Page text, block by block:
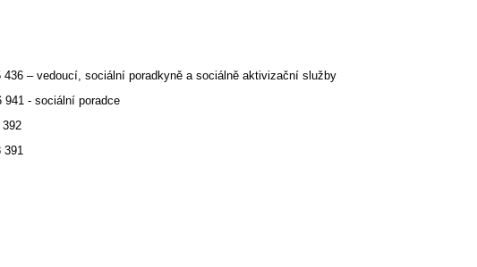
– vedoucí, sociální poradkyně a sociálně aktivizační služby
- sociální poradce